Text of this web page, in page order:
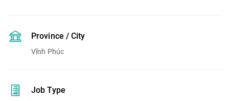
Province / City
Vĩnh Phúc
Job Type